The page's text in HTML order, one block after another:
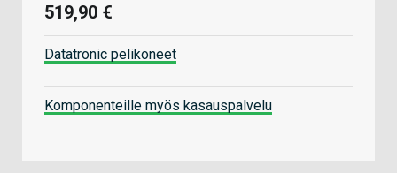
519,90 €
Datatronic pelikoneet
Komponenteille myös kasauspalvelu